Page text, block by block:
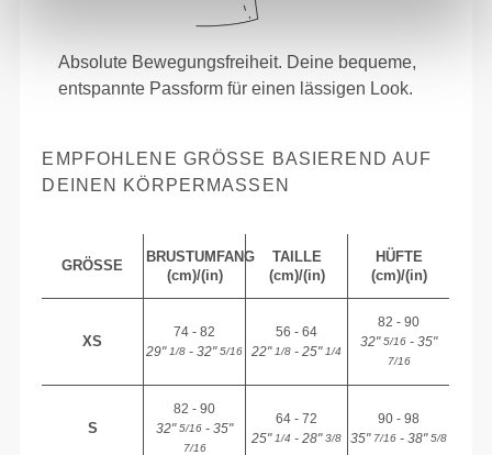
Absolute Bewegungsfreiheit. Deine bequeme,
entspannte Passform für einen lässigen Look.
EMPFOHLENE GRÖSSE BASIEREND AUF D
EINEN KÖRPERMASSEN
GRÖSSE
BRUSTUMFANG
(cm)/(in)
TAILLE
(cm)/(in)
HÜFTE
(cm)/(in)
XS
74 - 82
29"1/8 - 32"5/16
56 - 64
22"1/8 - 25"1/4
82 - 90
32"5/16 - 35"
7/16
S
82 - 90
32"5/16 - 35"
7/16
64 - 72
25"1/4 - 28"3/8
90 - 98
35"7/16 - 38"5/8